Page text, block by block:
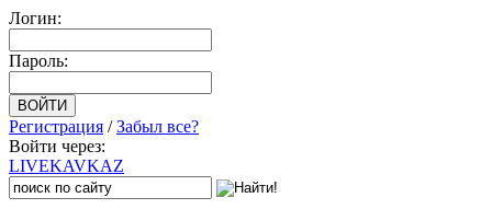
Логин:
Пароль:
Регистрация /Забыл все?
Войти через:
LIVEKAVKAZ